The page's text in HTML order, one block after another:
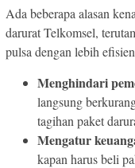
Ada beberapa alasan
darurat Telkomsel,
pulsa dengan lebih
Menghindari
langsung
tagihan paket
Mengatur
kapan harus beli